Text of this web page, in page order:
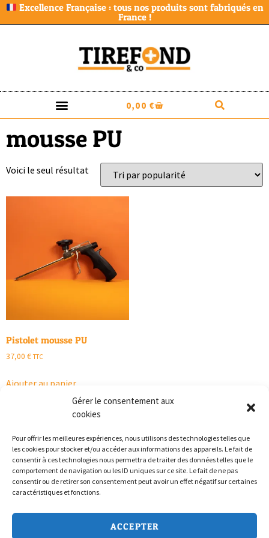
Gérer le consentement aux
cookies
Pour offrir les meilleures expériences, nous utilisons des technologies telles que
les cookies pour stocker et/ou accéder aux informations des appareils. Le fait de
consentir à ces technologies nous permettra de traiter des données telles que le
comportement de navigation ou les ID uniques sur ce site. Le fait de ne pas
consentir ou de retirer son consentement peut avoir un effet négatif sur certaines
caractéristiques et fonctions.
ACCEPTER
Excellence Française : tous nos produits sont fabriqués en
France !
0,00 €
mousse PU
Voici le seul résultat
Pistolet mousse PU
37,00 € TTC
Ajouter au panier
Politique de confidentialité